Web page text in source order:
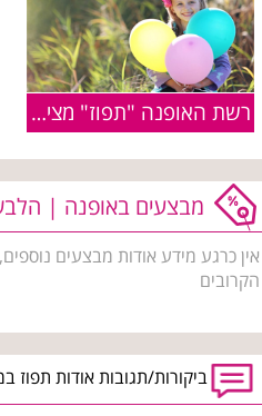
רשת האופנה "תפוז" מציגה קולקציה משפחתית
מבצעים באופנה |
אין כרגע מידע אודות מבצעים
הקרובים
ביקורות/תגובות אודות תפוז